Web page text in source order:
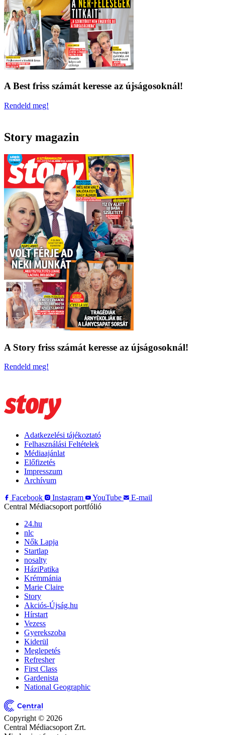
A Best friss számát keresse az újságosoknál!
Rendeld meg!
Story magazin
A Story friss számát keresse az újságosoknál!
Rendeld meg!
Adatkezelési tájékoztató
Felhasználási Feltételek
Médiaajánlat
Előfizetés
Impresszum
Archívum
Facebook
Instagram YouTube
E-mail
Central Médiacsoport portfólió
24.hu
nlc
Nők Lapja
Startlap
nosalty
HáziPatika
Krémmánia
Marie Claire
Story
Akciós-Újság.hu
Hírstart
Vezess
Gyerekszoba
Kiderül
Meglepetés
Refresher
First Class
Gardenista
National Geographic
Copyright © 2026
Central Médiacsoport Zrt.